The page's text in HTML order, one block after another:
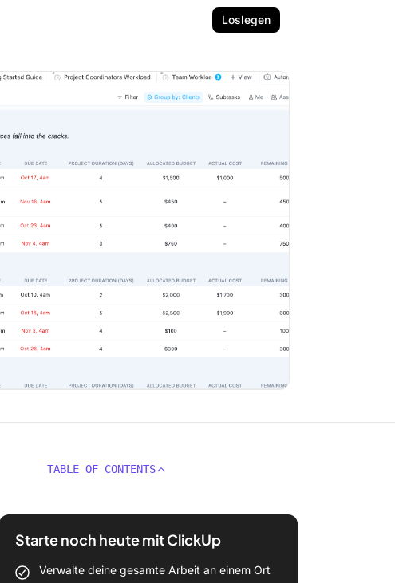
Loslegen
TABLE OF CONTENTS
Starte noch heute mit ClickUp
Verwalte deine gesamte Arbeit an einem Ort